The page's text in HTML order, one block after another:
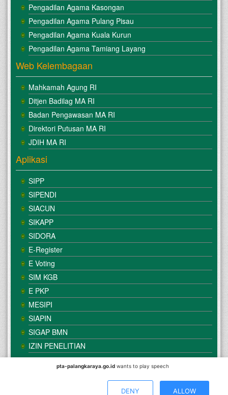
Pengadilan Agama Kasongan
Pengadilan Agama Pulang Pisau
Pengadilan Agama Kuala Kurun
Pengadilan Agama Tamiang Layang
Web Kelembagaan
Mahkamah Agung RI
Ditjen Badilag MA RI
Badan Pengawasan MA RI
Direktori Putusan MA RI
JDIH MA RI
Aplikasi
SIPP
SIPENDI
SIACUN
SIKAPP
SIDORA
E-Register
E Voting
SIM KGB
E PKP
MESIPI
SIAPIN
SIGAP BMN
IZIN PENELITIAN
Mahkamah Agung
Agama Palangka Raya
pta-palangkaraya.go.id wants to play speech
DENY ALLOW